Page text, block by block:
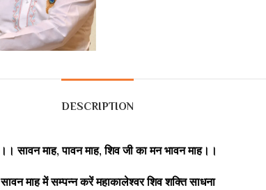
DESCRIPTION
।। सावन माह, पावन माह, शिव जी का मन भावन माह।।
सावन माह में सम्पन्न करें महाकालेश्वर शिव शक्ति साधना